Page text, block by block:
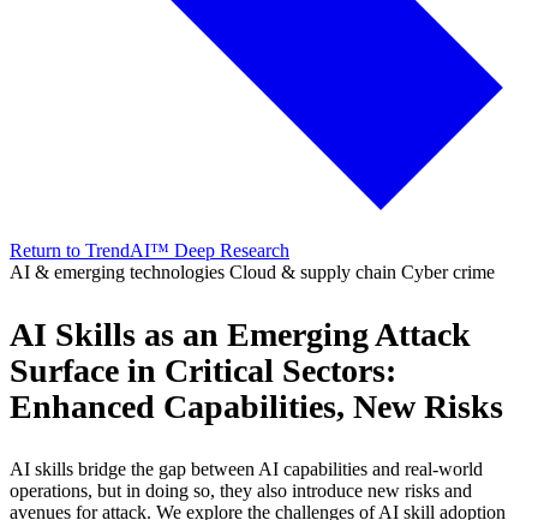
Return to TrendAI™ Deep Research
AI & emerging technologies Cloud & supply chain Cyber crime
AI Skills as an Emerging Attack
Surface in Critical Sectors:
Enhanced Capabilities, New Risks
AI skills bridge the gap between AI capabilities and real-world
operations, but in doing so, they also introduce new risks and
avenues for attack. We explore the challenges of AI skill adoption